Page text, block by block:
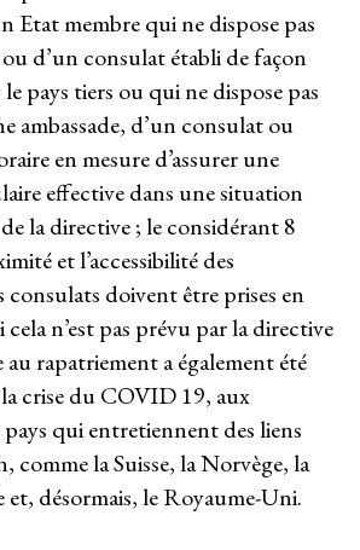
Etat membre qui ne dispose pas
ou d’un consulat établi de façon
pays tiers ou qui ne dispose pas
ambassade, d’un consulat ou
en mesure d’assurer une
effective dans une situation
la directive ; le considérant 8
et l’accessibilité des
consulats doivent être prises en
n’est pas prévu par la directive
au rapatriement a également été
crise du COVID 19, aux
pays qui entretiennent des liens
comme la Suisse, la Norvège, la
désormais, le Royaume-Uni.